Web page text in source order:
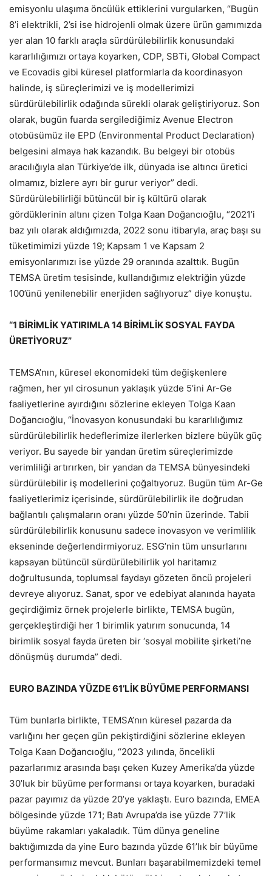
emisyonlu ulaşıma öncülük ettiklerini vurgularken, “Bugün
8’i elektrikli, 2’si ise hidrojenli olmak üzere ürün gamımızda
yer alan 10 farklı araçla sürdürülebilirlik konusundaki
kararlılığımızı ortaya koyarken, CDP, SBTi, Global Compact
ve Ecovadis gibi küresel platformlarla da koordinasyon
halinde, iş süreçlerimizi ve iş modellerimizi
sürdürülebilirlik odağında sürekli olarak geliştiriyoruz. Son
olarak, bugün fuarda sergilediğimiz Avenue Electron
otobüsümüz ile EPD (Environmental Product Declaration)
belgesini almaya hak kazandık. Bu belgeyi bir otobüs
aracılığıyla alan Türkiye’de ilk, dünyada ise altıncı üretici
olmamız, bizlere ayrı bir gurur veriyor” dedi.
Sürdürülebilirliği bütüncül bir iş kültürü olarak
gördüklerinin altını çizen Tolga Kaan Doğancıoğlu, “2021’i
baz yılı olarak aldığımızda, 2022 sonu itibaryla, araç başı su
tüketimimizi yüzde 19; Kapsam 1 ve Kapsam 2
emisyonlarımızı ise yüzde 29 oranında azalttık. Bugün
TEMSA üretim tesisinde, kullandığımız elektriğin yüzde
100’ünü yenilenebilir enerjiden sağlıyoruz” diye konuştu.
“1 BİRİMLİK YATIRIMLA 14 BİRİMLİK SOSYAL FAYDA
ÜRETİYORUZ”
TEMSA’nın, küresel ekonomideki tüm değişkenlere
rağmen, her yıl cirosunun yaklaşık yüzde 5’ini Ar-Ge
faaliyetlerine ayırdığını sözlerine ekleyen Tolga Kaan
Doğancıoğlu, “İnovasyon konusundaki bu kararlılığımız
sürdürülebilirlik hedeflerimize ilerlerken bizlere büyük güç
veriyor. Bu sayede bir yandan üretim süreçlerimizde
verimliliği artırırken, bir yandan da TEMSA bünyesindeki
sürdürülebilir iş modellerini çoğaltıyoruz. Bugün tüm Ar-Ge
faaliyetlerimiz içerisinde, sürdürülebilirlik ile doğrudan
bağlantılı çalışmaların oranı yüzde 50’nin üzerinde. Tabii
sürdürülebilirlik konusunu sadece inovasyon ve verimlilik
ekseninde değerlendirmiyoruz. ESG’nin tüm unsurlarını
kapsayan bütüncül sürdürülebilirlik yol haritamız
doğrultusunda, toplumsal faydayı gözeten öncü projeleri
devreye alıyoruz. Sanat, spor ve edebiyat alanında hayata
geçirdiğimiz örnek projelerle birlikte, TEMSA bugün,
gerçekleştirdiği her 1 birimlik yatırım sonucunda, 14
birimlik sosyal fayda üreten bir ‘sosyal mobilite şirketi’ne
dönüşmüş durumda” dedi.
EURO BAZINDA YÜZDE 61’LİK BÜYÜME PERFORMANSI
Tüm bunlarla birlikte, TEMSA’nın küresel pazarda da
varlığını her geçen gün pekiştirdiğini sözlerine ekleyen
Tolga Kaan Doğancıoğlu, “2023 yılında, öncelikli
pazarlarımız arasında başı çeken Kuzey Amerika’da yüzde
30’luk bir büyüme performansı ortaya koyarken, buradaki
pazar payımız da yüzde 20’ye yaklaştı. Euro bazında, EMEA
bölgesinde yüzde 171; Batı Avrupa’da ise yüzde 77’lik
büyüme rakamları yakaladık. Tüm dünya geneline
baktığımızda da yine Euro bazında yüzde 61’lık bir büyüme
performansımız mevcut. Bunları başarabilmemizdeki temel